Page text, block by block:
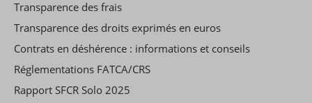
Transparence des frais
Transparence des droits exprimés en euros
Contrats en déshérence : informations et conseils
Réglementations FATCA/CRS
Rapport SFCR Solo 2025